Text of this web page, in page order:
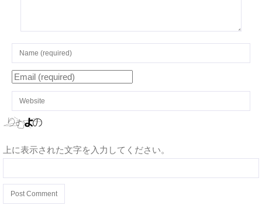
上に表示された文字を入力してください。